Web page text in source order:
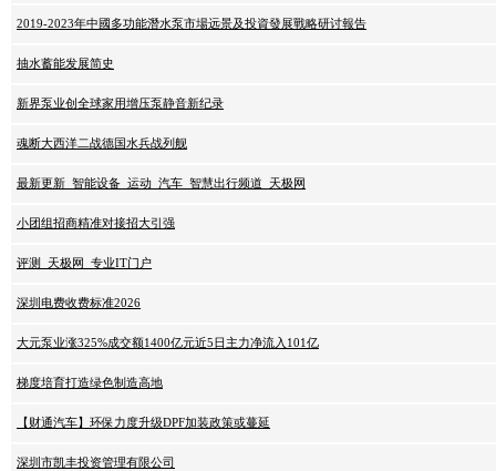
2019-2023年中國多功能潛水泵市場远景及投資發展戰略研讨報告
抽水蓄能发展简史
新界泵业创全球家用增压泵静音新纪录
魂断大西洋二战德国水兵战列舰
最新更新_智能设备_运动_汽车_智慧出行频道_天极网
小团组招商精准对接招大引强
评测_天极网_专业IT门户
深圳电费收费标准2026
大元泵业涨325%成交额1400亿元近5日主力净流入101亿
梯度培育打造绿色制造高地
【财通汽车】环保力度升级DPF加装政策或蔓延
深圳市凯丰投资管理有限公司